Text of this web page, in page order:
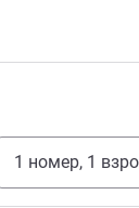
1 номер, 1